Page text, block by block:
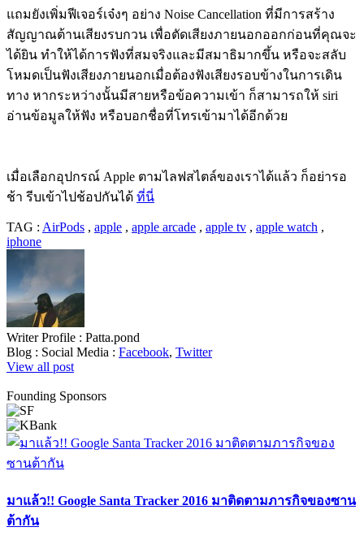
แถมยังเพิ่มฟีเจอร์เจ๋งๆ อย่าง Noise Cancellation ที่มีการสร้าง
สัญญาณต้านเสียงรบกวน เพื่อตัดเสียงภายนอกออกก่อนที่คุณจะ
ได้ยิน ทำให้ได้การฟังที่สมจริงและมีสมาธิมากขึ้น หรือจะสลับ
โหมดเป็นฟังเสียงภายนอกเมื่อต้องฟังเสียงรอบข้างในการเดิน
ทาง หากระหว่างนั้นมีสายหรือข้อความเข้า ก็สามารถให้ siri
อ่านข้อมูลให้ฟัง หรือบอกชื่อที่โทรเข้ามาได้อีกด้วย
เมื่อเลือกอุปกรณ์ Apple ตามไลฟสไตล์ของเราได้แล้ว ก็อย่ารอ
ช้า รีบเข้าไปช้อปกันได้ ที่นี่
TAG : AirPods , apple , apple arcade , apple tv , apple watch ,
iphone
Writer Profile : Patta.pond
Blog : Social Media : Facebook, Twitter
View all post
Founding Sponsors
มาแล้ว!! Google Santa Tracker 2016 มาติดตามภารกิจของซาน
ต้ากัน